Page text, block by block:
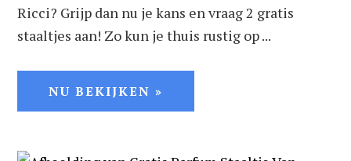
Ricci? Grijp dan nu je kans en vraag 2 gratis
staaltjes aan! Zo kun je thuis rustig op ...
NU BEKIJKEN »